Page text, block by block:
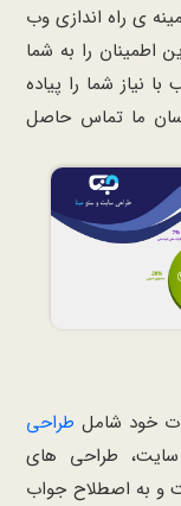
ی راه اندازی وب
اطمینان را به شما
نیاز شما را پیاده
ما تماس حاصل
خود شامل طراحی
سایت، طراحی های
و به اصطلاح جواب